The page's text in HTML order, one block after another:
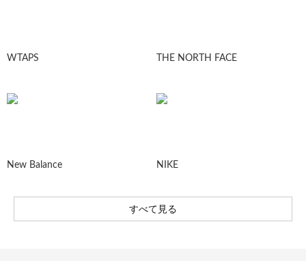
WTAPS THE NORTH FACE
New Balance NIKE
すべて見る